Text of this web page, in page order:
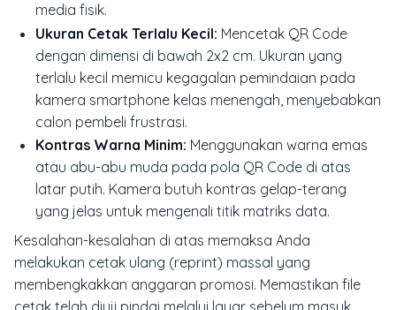
media fisik.
Ukuran Cetak Terlalu Kecil: Mencetak QR Code
dengan dimensi di bawah 2x2 cm. Ukuran yang
terlalu kecil memicu kegagalan pemindaian pada
kamera smartphone kelas menengah, menyebabkan
calon pembeli frustrasi.
Kontras Warna Minim: Menggunakan warna emas
atau abu-abu muda pada pola QR Code di atas
latar putih. Kamera butuh kontras gelap-terang
yang jelas untuk mengenali titik matriks data.
Kesalahan-kesalahan di atas memaksa Anda
melakukan cetak ulang (reprint) massal yang
membengkakkan anggaran promosi. Memastikan file